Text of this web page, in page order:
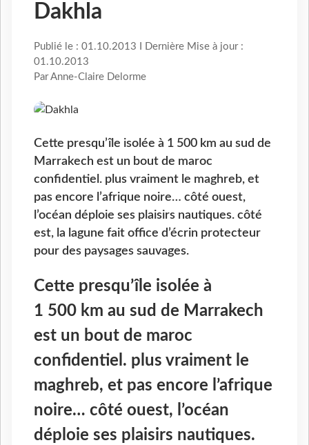
Dakhla
Publié le : 01.10.2013 I Dernière Mise à jour :
01.10.2013
Par Anne-Claire Delorme
Cette presqu’île isolée à 1 500 km au sud de
Marrakech est un bout de maroc
confidentiel. plus vraiment le maghreb, et
pas encore l’afrique noire… côté ouest,
l’océan déploie ses plaisirs nautiques. côté
est, la lagune fait office d’écrin protecteur
pour des paysages sauvages.
Cette presqu’île isolée à
1 500 km au sud de Marrakech
est un bout de maroc
confidentiel. plus vraiment le
maghreb, et pas encore l’afrique
noire… côté ouest, l’océan
déploie ses plaisirs nautiques.